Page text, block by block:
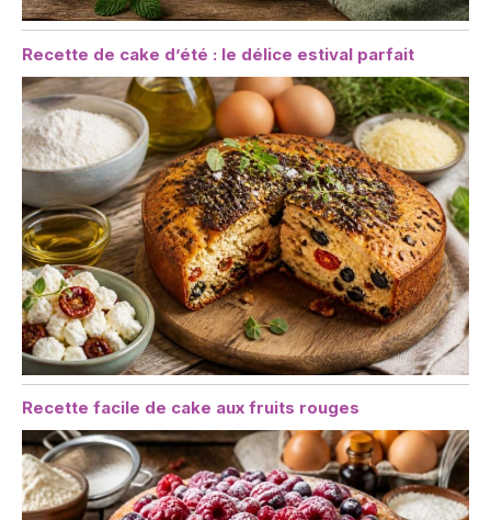
Recette de cake d’été : le délice estival parfait
Recette facile de cake aux fruits rouges